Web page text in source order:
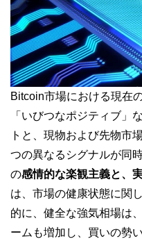
Bitcoin市場における現在
「いびつなポジティブ」
トと、現物および先物市
つの異なるシグナルが同
の感情的な楽観主義と、
は、市場の健康状態に関
的に、健全な強気相場は
ームも増加し、買いの勢